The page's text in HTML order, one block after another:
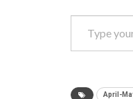
Type your email…
April-